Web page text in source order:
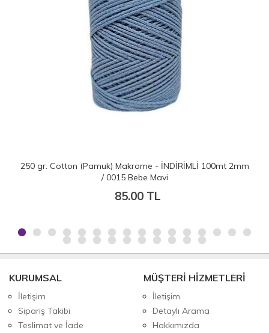
2mm
250 gr. Cotton (Pamuk) Makrome - İNDİRİMLİ
/ 0013 Mürdüm
85.00 TL
KURUMSAL
İletişim
Sipariş Takibi
Teslimat ve İade
MÜŞTERİ HİZMETLERİ
İletişim
Detaylı Arama
Hakkımızda